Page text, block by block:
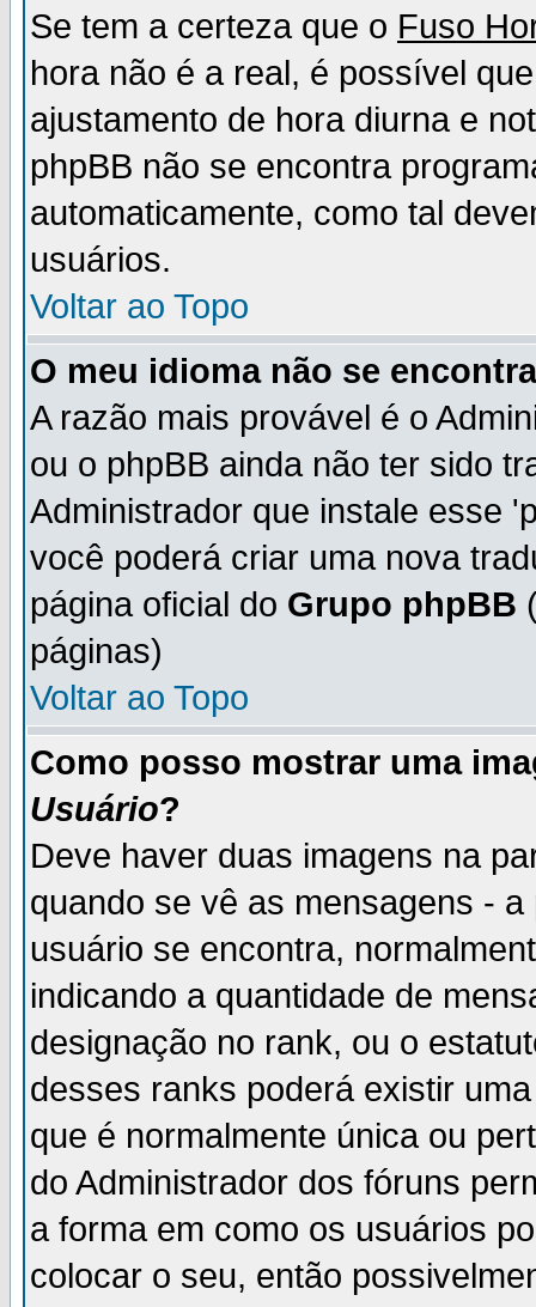
Se tem a certeza que o Fuso
hora não é a real, é possível
ajustamento de hora diurna e
phpBB não se encontra
automaticamente, como tal
usuários.
Voltar ao Topo
O meu idioma não se
A razão mais provável é o
ou o phpBB ainda não ter sido
Administrador que instale esse
você poderá criar uma nova
página oficial do Grupo phpBB
páginas)
Voltar ao Topo
Como posso mostrar uma
Usuário?
Deve haver duas imagens na
quando se vê as mensagens -
usuário se encontra,
indicando a quantidade de
designação no rank, ou o
desses ranks poderá existir
que é normalmente única ou
do Administrador dos fóruns
a forma em como os usuários
colocar o seu, então